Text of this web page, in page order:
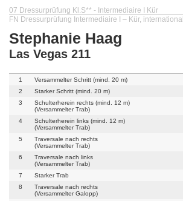
07 Dressurprüfung Kl.S** - Intermediaire I Kür
FN Dressurprüfung Intermediaire I – Kür, international
Stephanie Haag
Las Vegas 211
1
Versammelter Schritt (mind. 20 m)
2
Starker Schritt (mind. 20 m)
3
Schulterherein rechts (mind. 12 m)
(Versammelter Trab)
4
Schulterherein links (mind. 12 m)
(Versammelter Trab)
5
Traversale nach rechts
(Versammelter Trab)
6
Traversale nach links
(Versammelter Trab)
7
Starker Trab
8
Traversale nach rechts
(Versammelter Galopp)